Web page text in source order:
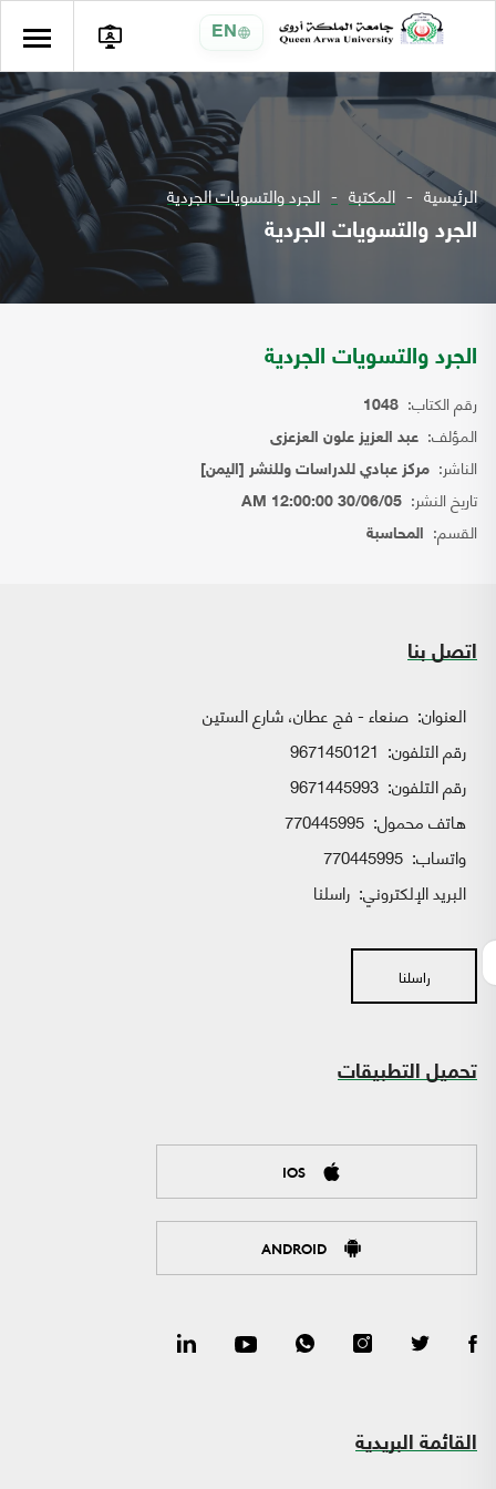
EN
الرئيسية المكتبة الجرد والتسويات الجردية
الجرد والتسويات الجردية
الجرد والتسويات الجردية
رقم الكتاب: 1048
المؤلف: عبد العزيز علون العزعزى
الناشر: مركز عبادي للدراسات وللنشر [اليمن]
تاريخ النشر: 30/06/05 12:00:00 AM
القسم: المحاسبة
اتصل بنا
العنوان: صنعاء - فج عطان، شارع الستين
رقم التلفون: 9671450121
رقم التلفون: 9671445993
هاتف محمول: 770445995
واتساب:
البريد الإلكتروني: راسلنا
راسلنا
تحميل التطبيقات
IOS
ANDROID
القائمة البريدية